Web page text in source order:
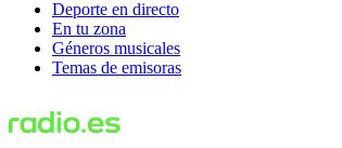
Deporte en directo
En tu zona
Géneros musicales
Temas de emisoras